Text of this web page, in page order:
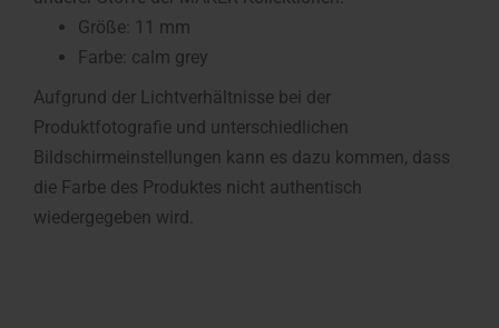
Größe: 11 mm
Farbe: calm grey
Aufgrund der Lichtverhältnisse bei der
Produktfotografie und unterschiedlichen
Bildschirmeinstellungen kann es dazu kommen, dass
die Farbe des Produktes nicht authentisch
wiedergegeben wird.